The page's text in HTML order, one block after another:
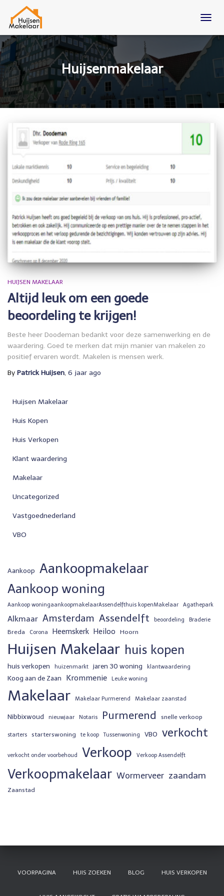
Huijsenmakelaar
HUIJSEN MAKELAAR
Altijd leuk om een goede
beoordeling te krijgen!
Beste heer Doodeman bedankt voor deze samenwerking en de
waardering. Goed te merken dat mijn manier van makelen zo
positief ervaren wordt. Makelen is mensen werk.
By Patrick Huijsen, 6 jaar ago
Huijsen Makelaar
Huis Kopen
Huis Verkopen
Klant waardering
Makelaar
Uncategorized
Vastgoednederland
VBO
Aankoop Aankoopmakelaar
Aankoop woning
Aankoop woningaankoopmakelaarAssendelfthuis kopenMakelaar Agathepark
Alkmaar Amsterdam Assendelft beoordeling Braderie
Breda Corona Heemskerk Heiloo Hoorn
Huijsen Makelaar huis kopen
huis verkopen huizenmarkt jaren 30 woning klantwaardering
Koog aan de Zaan Krommenie Leuke woning
Makelaar Makelaar Purmerend Makelaar zaanstad
Nibbixwoud nieuwjaar Notaris Purmerend snelle verkoop
starters starterswoning te koop Tussenwoning VBO verkocht
verkocht onder voorbehoud Verkoop Verkoop Assendelft
Verkoopmakelaar Wormerveer zaandam
Zaanstad
VOORPAGINA HUIS ZOEKEN BLOG HUIS VERKOPEN